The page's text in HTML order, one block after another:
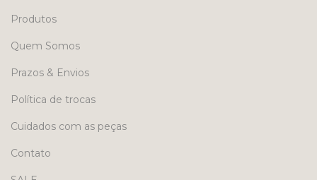
Produtos
Quem Somos
Prazos & Envios
Política de trocas
Cuidados com as peças
Contato